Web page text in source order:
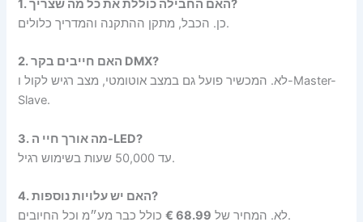
1. האם החבילה כוללת את כל מה שצריך?
כן. הכבל, מתקן ההתקנה והמדריך כלולים.
2. האם חייבים בקר DMX?
לא. המכשיר פועל גם במצב אוטומטי, מצב רגיש לקול ו-Master-
Slave.
3. מה אורך חיי ה-LED?
עד 50,000 שעות בשימוש רגיל.
4. האם יש עלויות נוספות?
לא. המחיר של 68.99 € כולל כבר מע״מ וכל החיובים.